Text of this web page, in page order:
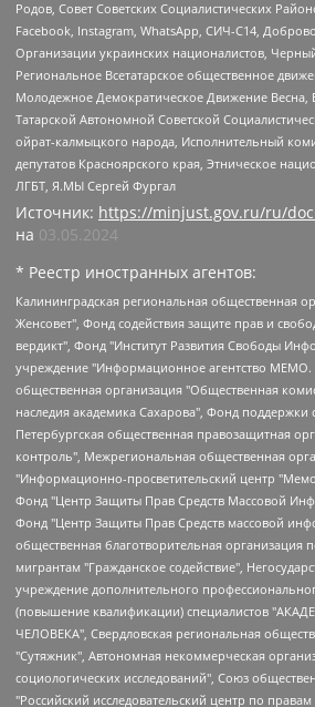
Родов, Совет Советских Социалистических
Facebook, Instagram, WhatsApp, СИЧ-С14,
Организации украинских националистов,
Региональное Всетатарское общественное
Молодежное Демократическое Движение Весна,
Татарской Автономной Советской
ойрат-калмыцкого народа, Исполнительный
депутатов Красноярского края, Этническое
ЛГБТ, Я.МЫ Сергей Фургал
Источник: https://minjust.gov.ru/ru/
на 03.05.2024
* Реестр иностранных агентов:
Калининградская региональная общественная организация "Экозащита!-Женсовет", Фонд содействия защите прав и свобод граждан "Общественный вердикт", Фонд "Институт Развития Свободы Информации", Частное учреждение "Информационное агентство МЕМО. РУ", Региональная общественная организация "Общественная комиссия по сохранению наследия академика Сахарова", Фонд поддержки свободы прессы, Санкт-Петербургская общественная правозащитная организация "Гражданский контроль", Межрегиональная общественная организация "Информационно-просветительский центр "Мемориал", Региональный Фонд "Центр Защиты Прав Средств Массовой Информации", с 05.12.2023 Фонд "Центр Защиты Прав Средств массовой информации", Региональная общественная благотворительная организация помощи беженцам и мигрантам "Гражданское содействие", Негосударственное образовательное учреждение дополнительного профессионального образования (повышение квалификации) специалистов "АКАДЕМИЯ ПО ПРАВАМ ЧЕЛОВЕКА", Свердловская региональная общественная организация "Сутяжник", Автономная некоммерческая организация "Центр независимых социологических исследований", Союз общественных объединений "Российский исследовательский центр по правам человека", Региональное общественное учреждение научно-информационный центр "МЕМОРИАЛ", Некоммерческая организация "Фонд защиты гласности", Автономная некоммерческая организация "Институт прав человека", Городская общественная организация "Екатеринбургское общество "МЕМОРИАЛ", Городская общественная организация "Рязанское историко-просветительское и правозащитное общество "Мемориал" (Рязанский Мемориал), Челябинский региональный орган общественной самодеятельности – женское общественное объединение "Женщины Евразии", Челябинский региональный орган общественной самодеятельности "Уральская правозащитная группа", Фонд содействия защите здоровья и социальной справедливости имени Андрея Рылькова, Автономная Некоммерческая Организация "Аналитический Центр Юрия Левады", Автономная некоммерческая организация социальной поддержки населения "Проект Апрель", Региональная общественная организация помощи женщинам и детям, находящимся в кризисной ситуации "Информационно-методический центр "Анна", Фонд содействия развитию массовых коммуникаций и правовому просвещению "Так-так-Так", Фонд содействия устойчивому развитию "Серебряная тайга", Свердловский региональный общественный фонд социальных проектов "Новое время", "Idel.Реалии", Кавказ.Реалии, Крым.Реалии, Телеканал Настоящее Время, Татаро-башкирская служба Радио Свобода (Azatliq Radiosi), Радио Свободная Европа/Радио Свобода (PCE/PC), "Сибирь.Реалии", "Фактограф", Благотворительный фонд помощи осужденным и их семьям, Автономная некоммерческая организация "Институт глобализации и социальных движений", Фонд "В защиту прав заключенных", Частное учреждение "Центр поддержки и содействия развитию средств массовой информации", Пензенский региональный общественный благотворительный фонд "Гражданский союз", "Север.Реалии", Некоммерческая организация Фонд "Правовая инициатива", Общество с ограниченной ответственностью "Радио Свободная Европа/Радио Свобода", Чешское информационное агентство "MEDIUM-ORIENT", Красноярская региональная общественная организация "Мы против СПИДа", Камалягин Денис Николаевич, Маркелов Сергей Евгеньевич, Пономарев Лев Александрович, Савицкая Людмила Алексеевна, Автономная некоммерческая организация "Центр по работе с проблемой насилия "НАСИЛИЮ.НЕТ", Межрегиональный профессиональный союз работников здравоохранения "Альянс врачей", Юридическое лицо, зарегистрированное в Латвийской Республике, SIA "Medusa Project" (регистрационный номер 40103797863, дата регистрации 10.06.2014), Некоммерческая организация "Фонд по борьбе с коррупцией", Автономная некоммерческая организация "Институт права и публичной политики", Баданин Роман Сергеевич, Гликин Максим Александрович, Железнова Мария Михайловна, Лукьянова Юлия Сергеевна, Маетная Елизавета Витальевна, Маняхин Петр Борисович, Чуракова Ольга Владимировна, Ярош Юлия Петровна, Юридическое лицо "The Insider SIA", зарегистрированное в Риге, Латвийская Республика (дата регистрации 26.06.2015), являющееся администратором доменного имени интернет-издания "The Insider SIA", https://theins.ru, Постернак Алексей Евгеньевич, Рубин Михаил Аркадьевич, Анин Роман Александрович, Юридическое лицо Istories fonds, зарегистрированное в Латвийской Республике (регистрационный номер 50008295751, дата регистрации 24.02.2020), Великовский Дмитрий Александрович, Долинина Ирина Николаевна, Мароховская Алеся Алексеевна, Шлейнов Роман Юрьевич, Шмагун Олеся Валентиновна, Общество с ограниченной ответственностью "Альтаир 2021", Общество с ограниченной ответственностью "Вега 2021", Общество с ограниченной ответственностью "Главный редактор 2021", Общество с ограниченной ответственностью "Ромашки монолит", Важенков Артем Валерьевич, Ивановская областная общественная организация "Центр гендерных исследований", Гурман Юрий Альбертович, Медиапроект "ОВД-Инфо", Егоров Владимир Владимирович, Жилинский Владимир Александрович, Общество с ограниченной ответственностью "ЗП", Иванова София Юрьевна, Карезина Инна Павловна, Кильтау Екатерина Викторовна, Петров Алексей Викторович, Пискунов Сергей Евгеньевич, Смирнов Сергей Сергеевич, Тихонов Михаил Сергеевич, Общество с ограниченной ответственностью "ЖУРНАЛИСТ-ИНОСТРАННЫЙ АГЕНТ", Арапова Галина Юрьевна, Вольтская Татьяна Анатольевна, Американская компания "Mason G.E.S. Anonymous Foundation" (США), являющаяся владельцем интернет-издания https://mnews.world/, Компания "Stichting Bellingcat", зарегистрированная в Нидерландах (дата регистрации 11.07.2018), Захаров Андрей Вячеславович, Клепиковская Екатерина Дмитриевна, Общество с ограниченной ответственностью "МЕМО", Перл Роман Александрович, Симонов Евгений Алексеевич, Соловьева Елена Анатольевна, Сотников Даниил Владимирович, Сурначева Елизавета Дмитриевна, Автономная некоммерческая организация по защите прав человека и информированию населения "Якутия – Наше Мнение", Общество с ограниченной ответственностью "Москоу диджитал медиа", с 26.01.2023 Общество с ограниченной ответственностью "Чайка Белые сады", Ветошкина Валерия Валерьевна, Заговора Максим Александрович, Межрегиональное общественное движение "Российская ЛГБТ - сеть", Оленичев Максим Владимирович, Павлов Иван Юрьевич, Скворцова Елена Сергеевна, Общество с ограниченной ответственностью "Как бы инагент", Кочетков Игорь Викторович, Общество с ограниченной ответственностью "Честные выборы", Еланчик Олег Александрович, Общество с ограниченной ответственностью "Нобелевский призыв", Гималова Регина Эмилевна, Григорьев Андрей Валерьевич, Григорьева